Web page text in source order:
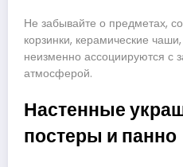
Не забывайте о предметах,
корзинки, керамические
неизменно ассоциируются с
атмосферой.
Настенные
постеры и панно